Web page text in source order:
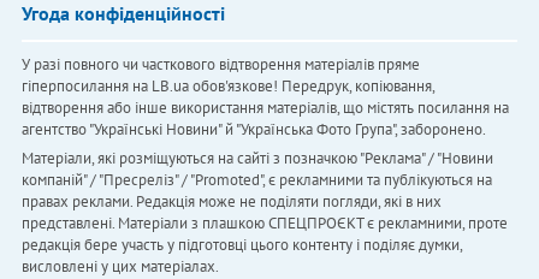
Угода конфіденційності
У разі повного чи часткового відтворення матеріалів пряме
гіперпосилання на LB.ua обов'язкове! Передрук, копіювання,
відтворення або інше використання матеріалів, що містять посилання на
агентство "Українськi Новини" й "Українська Фото Група", заборонено.
Матеріали, які розміщуються на сайті з позначкою "Реклама" / "Новини
компаній" / "Пресреліз" / "Promoted", є рекламними та публікуються на
правах реклами. Редакція може не поділяти погляди, які в них
представлені. Матеріали з плашкою СПЕЦПРОЄКТ є рекламними, проте
редакція бере участь у підготовці цього контенту і поділяє думки,
висловлені у цих матеріалах.